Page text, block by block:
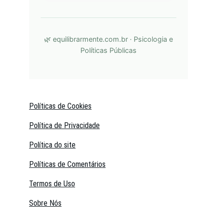
Política de Privacidade
Políticas de Cookies
Políticas de Comentários
Termos de Uso
Sobre Nós
Política do site